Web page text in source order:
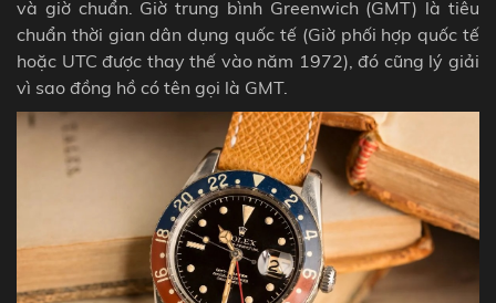
và giờ chuẩn. Giờ trung bình Greenwich (GMT) là tiêu
chuẩn thời gian dân dụng quốc tế (Giờ phối hợp quốc tế
hoặc UTC được thay thế vào năm 1972), đó cũng lý giải
vì sao đồng hồ có tên gọi là GMT.